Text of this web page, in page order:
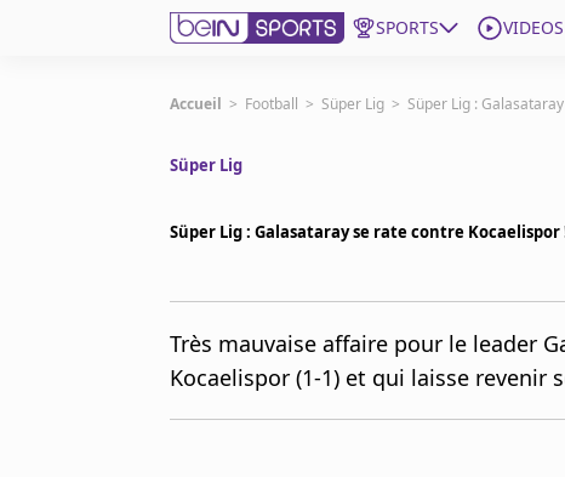
SPORTS VIDEOS
beIN SPORTS CONNECT
Gérer les notifications
Contactez nous
Accueil > Football > Süper Lig > Süper Lig :
Süper Lig
Süper Lig : Galasataray se rate contre Kocaelispor
Très mauvaise affaire pour le leader
Kocaelispor (1-1) et qui laisse revenir